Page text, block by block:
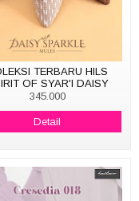
TERBARU HILS
OF SYAR'I DAISY
BY HAITWO
345.000
Detail